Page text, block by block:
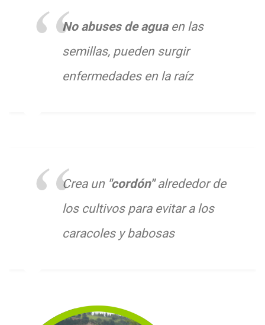
No abuses de aguaen las
semillas, pueden surgir
enfermedades en la raíz
Crea un "cordón"alrededor de
los cultivos para evitar a los
caracoles y babosas